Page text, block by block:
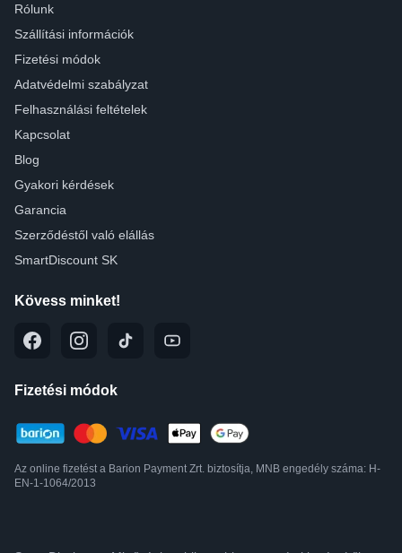
Rólunk
Szállítási információk
Fizetési módok
Adatvédelmi szabályzat
Felhasználási feltételek
Kapcsolat
Blog
Gyakori kérdések
Garancia
Szerződéstől való elállás
SmartDiscount SK
Kövess minket!
Fizetési módok
Az online fizetést a Barion Payment Zrt. biztosítja, MNB engedély száma: H-
EN-1-1064/2013